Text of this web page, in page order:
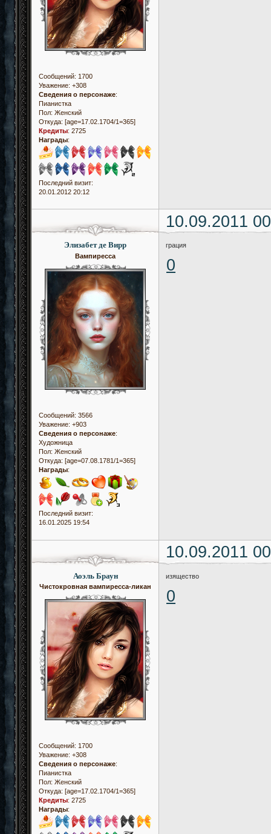
Сообщений: 1700
Уважение: +308
Сведения о персонаже:
Пианистка
Пол: Женский
Откуда: [age=17.02.1704/1=365]
Кредиты: 2725
Награды:
Последний визит:
20.01.2012 20:12
10.09.2011
Элизабет де Вирр
Вампиресса
Сообщений: 3566
Уважение: +903
Сведения о персонаже:
Художница
Пол: Женский
Откуда: [age=07.08.1781/1=365]
Награды:
Последний визит:
16.01.2025 19:54
грация
0
10.09.2011
Аоэль Браун
Чистокровная вампиресса-ликан
Сообщений: 1700
Уважение: +308
Сведения о персонаже:
Пианистка
Пол: Женский
Откуда: [age=17.02.1704/1=365]
Кредиты: 2725
Награды:
изящество
0